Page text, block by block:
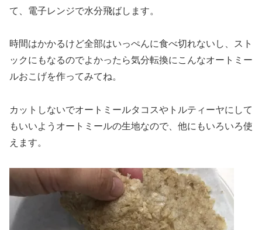
て、電子レンジで水分飛ばします。
時間はかかるけど全部はいっぺんに食べ切れないし、スト
ックにもなるのでよかったら気分転換にこんなオートミー
ルおこげを作ってみてね。
カットしないでオートミールタコスやトルティーヤにして
もいいようオートミールの生地なので、他にもいろいろ使
えます。